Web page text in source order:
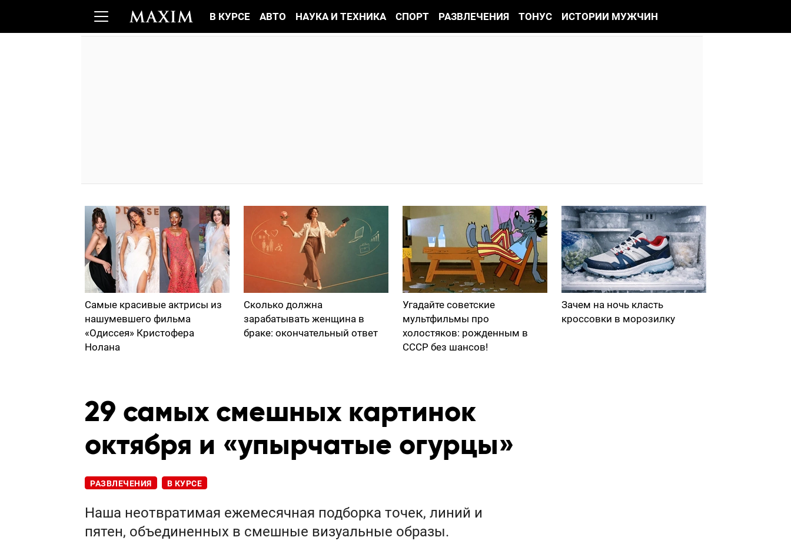
В КУРСЕ АВТО НАУКА И ТЕХНИКА СПОРТ РАЗВЛЕЧЕНИЯ ТОНУС ИСТОРИИ МУЖЧИН
Самые красивые актрисы из
нашумевшего фильма
«Одиссея» Кристофера
Нолана
Сколько должна
зарабатывать женщина в
браке: окончательный ответ
Угадайте советские
мультфильмы про
холостяков: рожденным в
СССР без шансов!
Зачем на ночь класть
кроссовки в морозилку
29 самых смешных картинок
октября и «упырчатые огурцы»
РАЗВЛЕЧЕНИЯ В КУРСЕ
Наша неотвратимая ежемесячная подборка точек, линий и
пятен, объединенных в смешные визуальные образы.